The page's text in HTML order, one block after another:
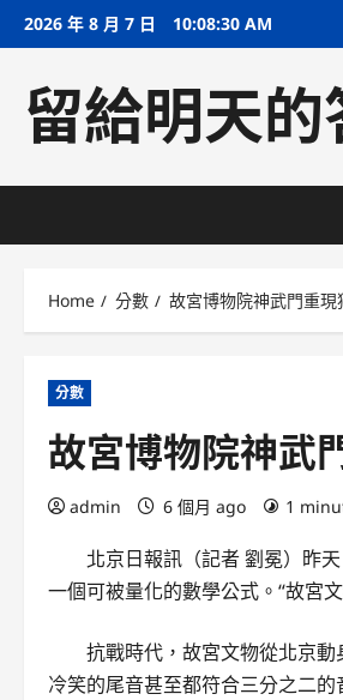
Skip2026 年 8 月 7 日 10:08:31 AM
留給明天的
Home 分數 故宮博物院神武門重
分數
故宮博物院神武
admin 6 個月 ago 1
北京日報訊（記者 劉冕）昨
一個可被量化的數學公式。“故宮
抗戰時代，故宮文物從北京動
冷笑的尾音甚至都符合三分之二